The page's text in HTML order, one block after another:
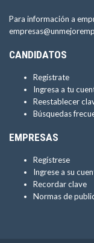
Para información a
CANDIDATOS
Regístrate
Ingresa a tu
Reestablecer
Búsquedas
EMPRESAS
Regístrese
Ingrese a su
Recordar clave
Normas de